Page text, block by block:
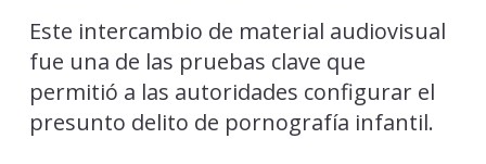
Este intercambio de material audiovisual
fue una de las pruebas clave que
permitió a las autoridades configurar el
presunto delito de pornografía infantil.